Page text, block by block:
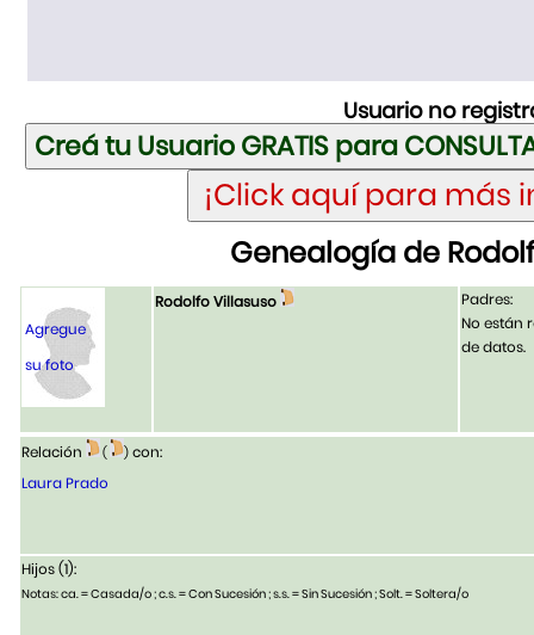
Usuario no
Genealogía de
Agregue
su foto
Rodolfo Villasuso
Padres:
No están
de datos.
Relación ( ) con:
Laura Prado
Hijos (1):
Notas: ca. = Casada/o ; c.s. = Con Sucesión ; s.s. = Sin Sucesión ; Solt. = Soltera/o